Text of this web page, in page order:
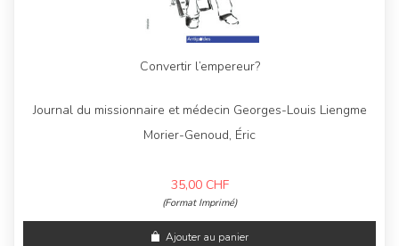
Convertir l’empereur?
Journal du missionnaire et médecin Georges-Louis Liengme
Morier-Genoud, Éric
35,00 CHF
(Format Imprimé)
Ajouter au panier